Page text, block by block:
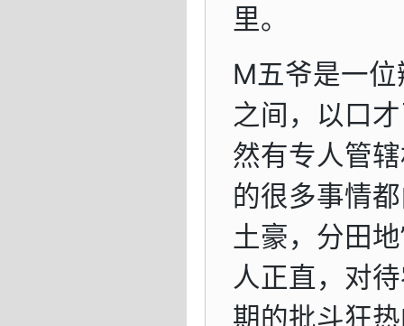
里。
M五爷是一
之间，以口
然有专人管
的很多事情
土豪，分田
人正直，对
期的批斗狂